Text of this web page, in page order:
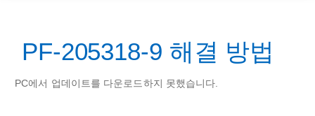
PF-205318-9 해결 방법
PC에서 업데이트를 다운로드하지 못했습니다.